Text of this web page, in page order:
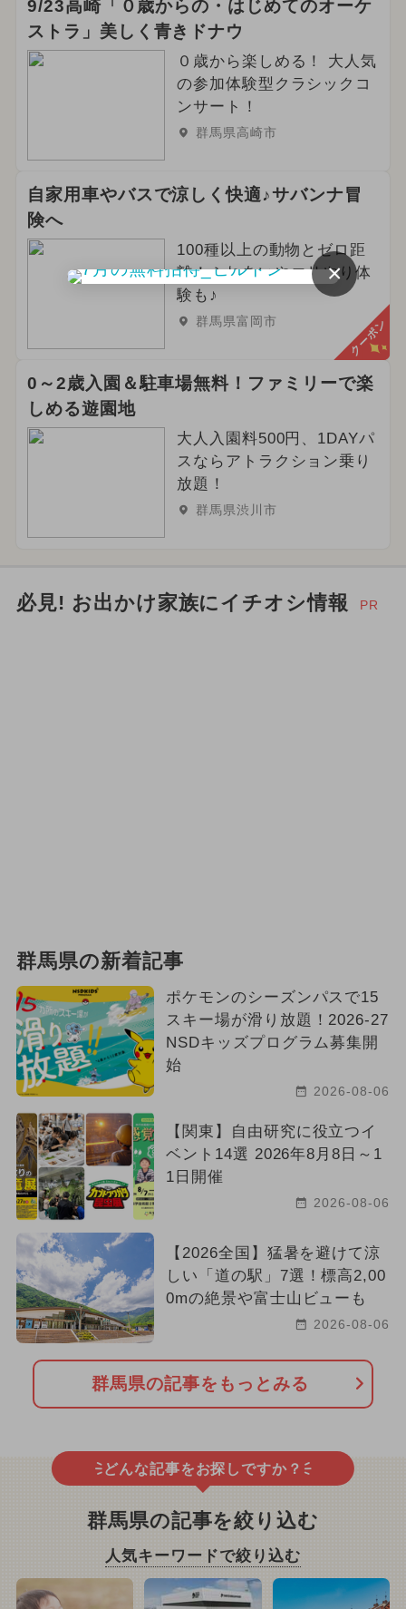
9/23高崎「０歳からの・はじめてのオーケ
ストラ」美しく青きドナウ
０歳から楽しめる！ 大人気
の参加体験型クラシックコ
ンサート！
群馬県高崎市
自家用車やバスで涼しく快適♪サバンナ冒
険へ
100種以上の動物とゼロ距
離！ふれあいやエサやり体
験も♪
群馬県富岡市 クーポン
0～2歳入園＆駐車場無料！ファミリーで楽
しめる遊園地
大人入園料500円、1DAYパ
スならアトラクション乗り
放題！
群馬県渋川市
必見! お出かけ家族にイチオシ情報 PR
群馬県の新着記事
ポケモンのシーズンパスで15
スキー場が滑り放題！2026-27
NSDキッズプログラム募集開
始
2026-08-06
【関東】自由研究に役立つイ
ベント14選 2026年8月8日～1
1日開催
2026-08-06
【2026全国】猛暑を避けて涼
しい「道の駅」7選！標高2,00
0mの絶景や富士山ビューも
2026-08-06
群馬県の記事をもっとみる
どんな記事をお探しですか？
群馬県の記事を絞り込む
人気キーワードで絞り込む
×